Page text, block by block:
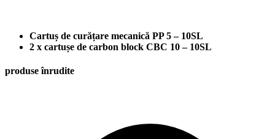
Cartuș de curățare mecanică PP 5 – 10SL
2 x cartușe de carbon block CBC 10 – 10SL
produse înrudite